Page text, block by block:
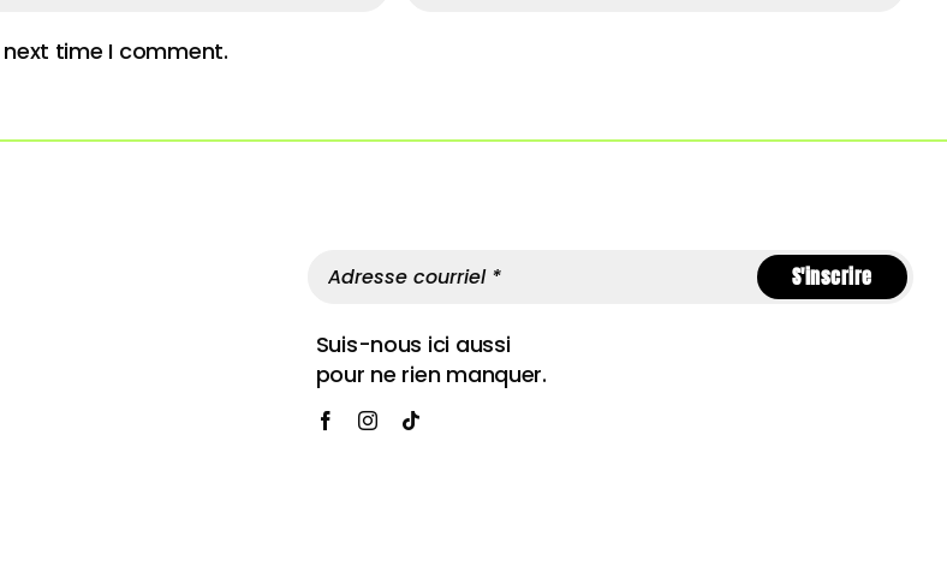
time I comment.
S'inscrire
Suis-nous ici aussi
pour ne rien manquer.